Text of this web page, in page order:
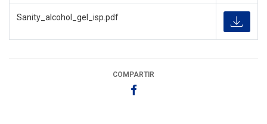
Sanity_alcohol_gel_isp.pdf
COMPARTIR